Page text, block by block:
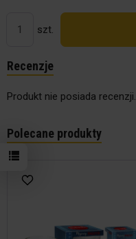
szt.
Recenzje
Produkt nie posiada recenzji.
Polecane produkty